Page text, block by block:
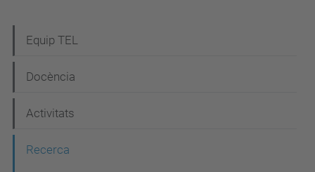
a
v
g
Equip TEL
Docència
Activitats
Recerca